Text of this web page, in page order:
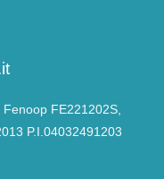
FE221202S,
P.I.04032491203